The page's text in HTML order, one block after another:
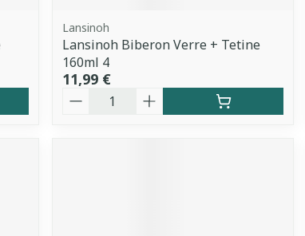
Lansinoh
Lansinoh Biberon Verre + Tetine
160ml 4
11,99 €
Quantité